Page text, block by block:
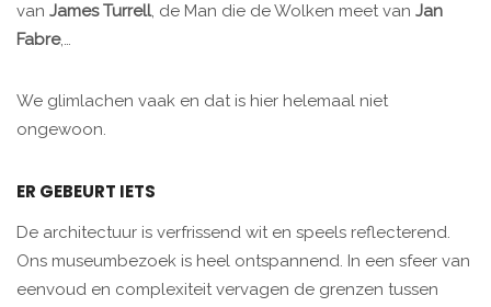
van James Turrell, de Man die de Wolken meet van Jan
Fabre,…
We glimlachen vaak en dat is hier helemaal niet
ongewoon.
ER GEBEURT IETS
De architectuur is verfrissend wit en speels reflecterend.
Ons museumbezoek is heel ontspannend. In een sfeer van
eenvoud en complexiteit vervagen de grenzen tussen